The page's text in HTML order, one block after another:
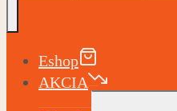
Eshop
AKCIA